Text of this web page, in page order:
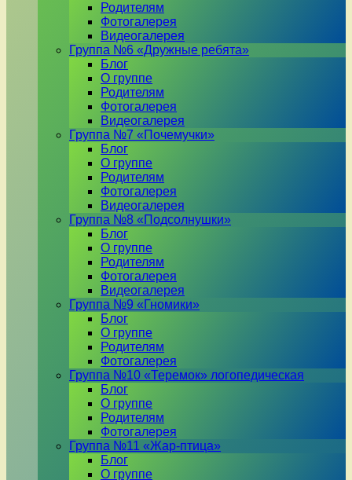
Родителям
Фотогалерея
Видеогалерея
Группа №6 «Дружные ребята»
Блог
О группе
Родителям
Фотогалерея
Видеогалерея
Группа №7 «Почемучки»
Блог
О группе
Родителям
Фотогалерея
Видеогалерея
Группа №8 «Подсолнушки»
Блог
О группе
Родителям
Фотогалерея
Видеогалерея
Группа №9 «Гномики»
Блог
О группе
Родителям
Фотогалерея
Группа №10 «Теремок» логопедическая
Блог
О группе
Родителям
Фотогалерея
Группа №11 «Жар-птица»
Блог
О группе